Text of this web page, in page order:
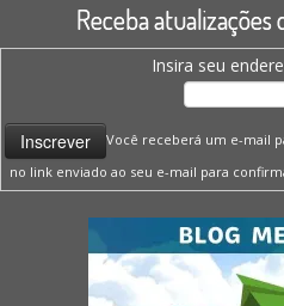
Receba
Insira seu
Você receberá um e-mail
no link enviado ao seu e-mail para